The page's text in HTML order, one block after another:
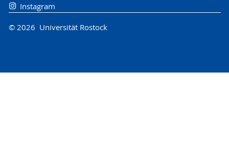
Instagram
© 2026 Universität Rostock